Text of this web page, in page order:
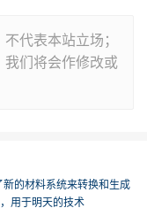
代表本站立场；
我们将会作修改或